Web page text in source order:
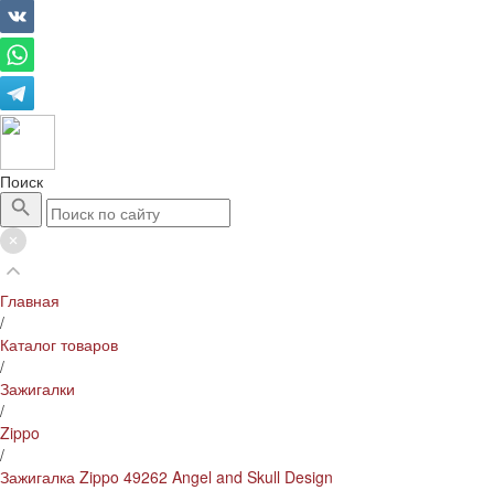
Поиск
Главная
/
Каталог товаров
/
Зажигалки
/
Zippo
/
Зажигалка Zippo 49262 Angel and Skull Design